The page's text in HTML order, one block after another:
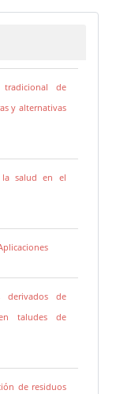
de
y alternativas
la salud en el
derivados de
taludes de
de residuos